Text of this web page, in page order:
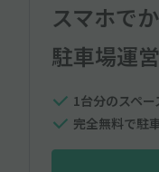
スマホで
駐車場運営
1台分のスペ
完全無料で駐